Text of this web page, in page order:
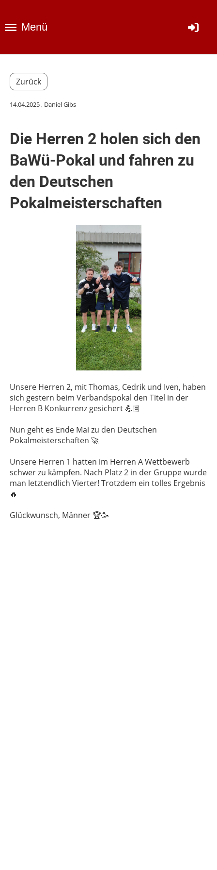
Menü
Zurück
14.04.2025, Daniel Gibs
Die Herren 2 holen sich den
BaWü-Pokal und fahren zu
den Deutschen
Pokalmeisterschaften
Unsere Herren 2, mit Thomas, Cedrik und Iven, haben
sich gestern beim Verbandspokal den Titel in der
Herren B Konkurrenz gesichert 💪🏻
Nun geht es Ende Mai zu den Deutschen
Pokalmeisterschaften 🚀
Unsere Herren 1 hatten im Herren A Wettbewerb
schwer zu kämpfen. Nach Platz 2 in der Gruppe wurde
man letztendlich Vierter! Trotzdem ein tolles Ergebnis
🔥
Glückwunsch, Männer 🏆🥳